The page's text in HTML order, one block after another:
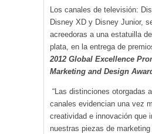
Los canales de televisión:
Disney XD y Disney Junior,
acreedoras a una estatuilla
plata, en la entrega de
2012 Global Excellence
Marketing and Design
“Las distinciones otorgadas
canales evidencian una vez
creatividad e innovación que
nuestras piezas de